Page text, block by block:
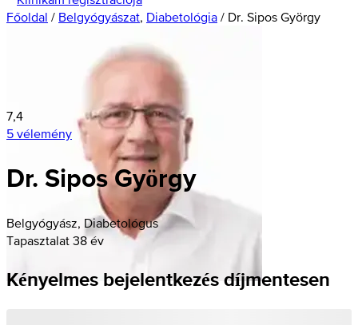
Főoldal / Belgyógyászat, Diabetológia / Dr. Sipos György
7,4
5 vélemény
Dr. Sipos György
Belgyógyász, Diabetológus
Tapasztalat 38 év
Kényelmes bejelentkezés díjmentesen